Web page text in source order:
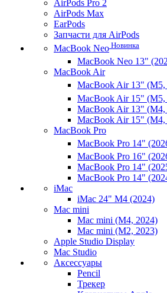
AirPods Pro 2
AirPods Max
EarPods
Запчасти для AirPods
MacBook Neo Новинка
MacBook Neo 13"
MacBook Air
MacBook Air 13" (M5,
MacBook Air 15" (M5,
MacBook Air 13" (M4,
MacBook Air 15" (M4,
MacBook Pro
MacBook Pro 14"
MacBook Pro 16"
MacBook Pro 14"
MacBook Pro 14"
iMac
iMac 24" M4 (2024)
Mac mini
Mac mini (M4, 2024)
Mac mini (M2, 2023)
Apple Studio Display
Mac Studio
Аксессуары
Pencil
Трекер